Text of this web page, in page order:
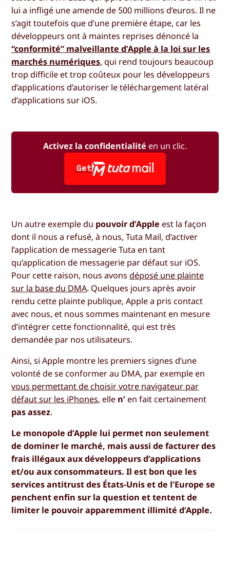
lui a infligé une amende de 500 millions d’euros. Il ne
s’agit toutefois que d’une première étape, car les
développeurs ont à maintes reprises dénoncé la
“conformité” malveillante d’Apple à la loi sur les
marchés numériques, qui rend toujours beaucoup
trop difficile et trop coûteux pour les développeurs
d’applications d’autoriser le téléchargement latéral
d’applications sur iOS.
Activez la confidentialité en un clic.
Get
Un autre exemple du pouvoir d’Apple est la façon
dont il nous a refusé, à nous, Tuta Mail, d’activer
l’application de messagerie Tuta en tant
qu’application de messagerie par défaut sur iOS.
Pour cette raison, nous avonsdéposé une plainte
sur la base du DMA. Quelques jours après avoir
rendu cette plainte publique, Apple a pris contact
avec nous, et nous sommes maintenant en mesure
d’intégrer cette fonctionnalité, qui est très
demandée par nos utilisateurs.
Ainsi, si Apple montre les premiers signes d’une
volonté de se conformer au DMA, par exemple en
vous permettant de choisir votre navigateur par
défaut sur les iPhones, elle n’ en fait certainement
pas assez.
Le monopole d’Apple lui permet non seulement
de dominer le marché, mais aussi de facturer des
frais illégaux aux développeurs d’applications
et/ou aux consommateurs. Il est bon que les
services antitrust des États-Unis et de l’Europe se
penchent enfin sur la question et tentent de
limiter le pouvoir apparemment illimité d’Apple.